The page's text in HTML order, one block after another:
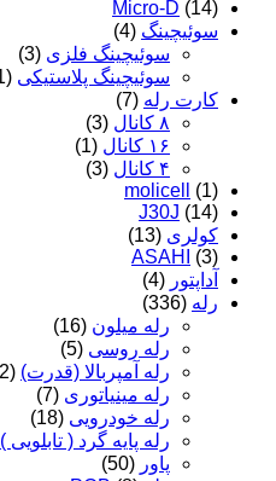
Micro-D (14)
سوئیچینگ (4)
سوئیچینگ فلزی (3)
سوئیچینگ پلاستیکی (1)
کارت رله (7)
۸ کانال
(3)
۱۶ کانال
(1)
۴ کانال
(3)
molicell
(1)
J30J (14)
کولری (13)
ASAHI
(3)
آداپتور (4)
رله (336)
رله میلون (16)
رله روسی (5)
رله آمپربالا (قدرت) (62)
رله مینیاتوری (7)
رله خودرویی (18)
رله پایه گرد ( تابلویی )
پاور (50)